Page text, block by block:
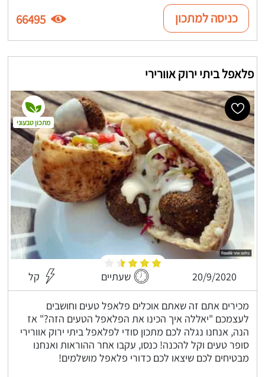
כניסה למתכון 66495
פלאפל ביתי ירוק אוורירי
20/9/2020 שעתיים קל
מכירים אתם זה שאתם אוכלים פלאפל טעים וחושבים
לעצמכם "יאללה איך הכינו את הפלאפל הטעים הזה?" אז
הנה, אנחנו נגלה לכם מתכון סודי לפלאפל ביתי ירוק אוורירי
סופר טעים וקל להכנה! כנסו, עקבו אחר ההוראות ואנחנו
מבטיחים לכם שיצאו לכם כדורי פלאפל מושלמים!
מתכון טבעוני